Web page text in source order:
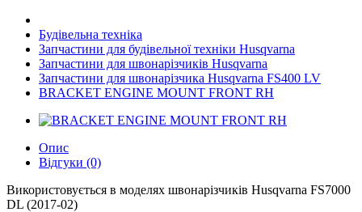
Будівельна техніка
Запчастини для будівельної техніки Husqvarna
Запчастини для швонарізчиків Husqvarna
Запчастини для швонарізчика Husqvarna FS400 LV
BRACKET ENGINE MOUNT FRONT RH
Опис
Відгуки (0)
Використовується в моделях швонарізчиків Husqvarna FS7000
DL (2017-02)